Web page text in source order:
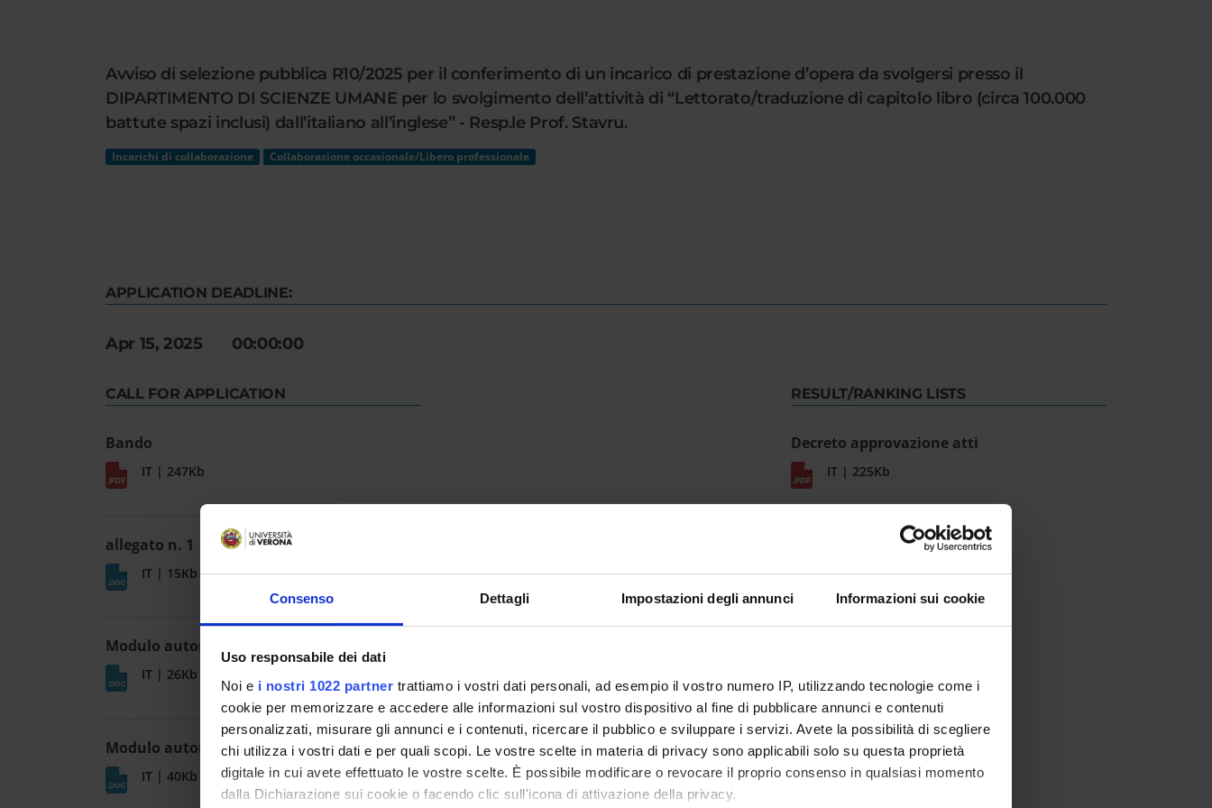
Consenso Dettagli Impostazioni degli annunci Informazioni sui cookie
Uso responsabile dei dati
Noi e i nostri 1022 partner trattiamo i vostri dati personali, ad esempio il vostro numero IP, utilizzando tecnologie come i
cookie per memorizzare e accedere alle informazioni sul vostro dispositivo al fine di pubblicare annunci e contenuti
personalizzati, misurare gli annunci e i contenuti, ricercare il pubblico e sviluppare i servizi. Avete la possibilità di scegliere
chi utilizza i vostri dati e per quali scopi. Le vostre scelte in materia di privacy sono applicabili solo su questa proprietà
digitale in cui avete effettuato le vostre scelte. È possibile modificare o revocare il proprio consenso in qualsiasi momento
dalla Dichiarazione sui cookie o facendo clic sull'icona di attivazione della privacy.
Avviso di selezione pubblica R10/2025 per il conferimento di un incarico di prestazione d’opera da svolgersi presso il
DIPARTIMENTO DI SCIENZE UMANE per lo svolgimento dell’attività di “Lettorato/traduzione di capitolo libro (circa 100.000
battute spazi inclusi) dall’italiano all’inglese” - Resp.le Prof. Stavru.
Incarichi di collaborazione Collaborazione occasionale/Libero professionale
APPLICATION DEADLINE:
Apr 15, 2025 00:00:00
CALL FOR APPLICATION
Bando
IT | 247Kb
allegato n. 1
IT | 15Kb
Modulo autorizzazione assegnisti
IT | 26Kb
Modulo autorizzazione dottorandi
IT | 40Kb
RESULT/RANKING LISTS
Decreto approvazione atti
IT | 225Kb